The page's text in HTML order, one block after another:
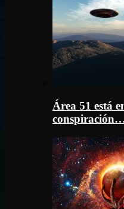
Área 51 está